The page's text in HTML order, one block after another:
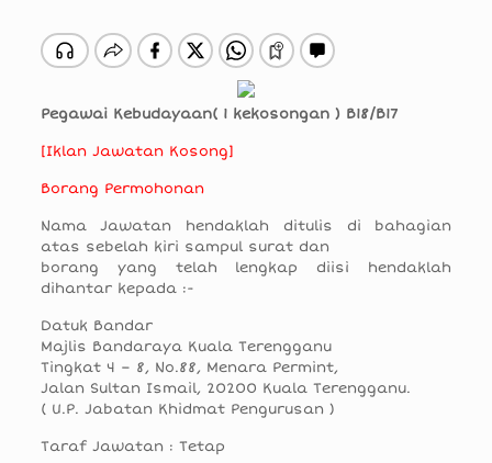
Pegawai Kebudayaan( 1 kekosongan ) B18/B17
[Iklan Jawatan Kosong]
Borang Permohonan
Nama Jawatan hendaklah ditulis di bahagian
atas sebelah kiri sampul surat dan
borang yang telah lengkap diisi hendaklah
dihantar kepada :-
Datuk Bandar
Majlis Bandaraya Kuala Terengganu
Tingkat 4 – 8, No.88, Menara Permint,
Jalan Sultan Ismail, 20200 Kuala Terengganu.
( U.P. Jabatan Khidmat Pengurusan )
Taraf Jawatan : Tetap